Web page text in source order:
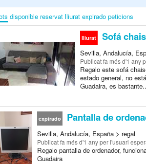
disponible reservat lliurat expirado peticions
lliurat Sofá
Sevilla, Andalucía,
Publicatfa més d'1 any
Regalo este sofá
estado general, no
Guadaira, es
expirado Pantalla de
Sevilla, Andalucía, España > regal
Publicatfa més d'1 anyper l'usuari
Regalo pantalla de ordenador,
Guadaira